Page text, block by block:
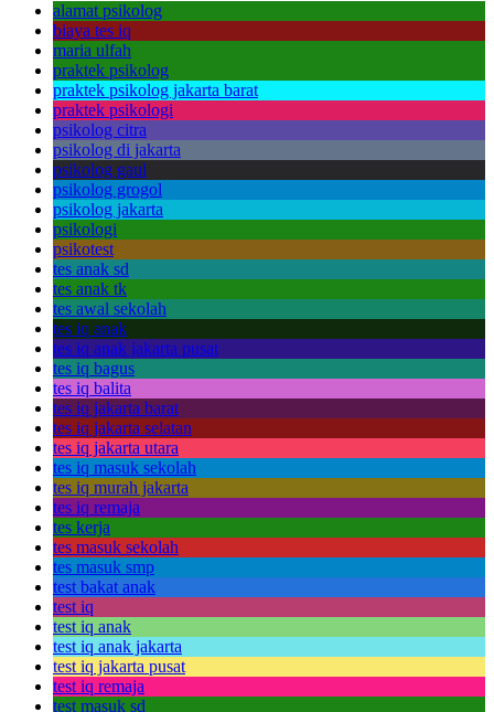
alamat psikolog
biaya tes iq
maria ulfah
praktek psikolog
praktek psikolog jakarta barat
praktek psikologi
psikolog citra
psikolog di jakarta
psikolog gaul
psikolog grogol
psikolog jakarta
psikologi
psikotest
tes anak sd
tes anak tk
tes awal sekolah
tes iq anak
tes iq anak jakarta pusat
tes iq bagus
tes iq balita
tes iq jakarta barat
tes iq jakarta selatan
tes iq jakarta utara
tes iq masuk sekolah
tes iq murah jakarta
tes iq remaja
tes kerja
tes masuk sekolah
tes masuk smp
test bakat anak
test iq
test iq anak
test iq anak jakarta
test iq jakarta pusat
test iq remaja
test masuk sd